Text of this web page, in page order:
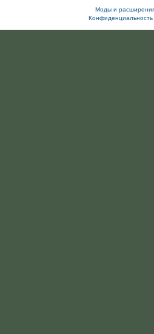
Моды и
Конфиденциальность